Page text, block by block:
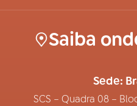
Saiba
Sede:
SCS – Quadra 08 –